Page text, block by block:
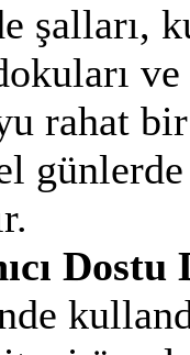
şalları,
rahat
Dostu